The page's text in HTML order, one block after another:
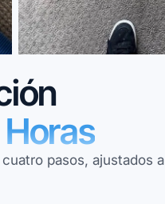
pasos, ajustados a